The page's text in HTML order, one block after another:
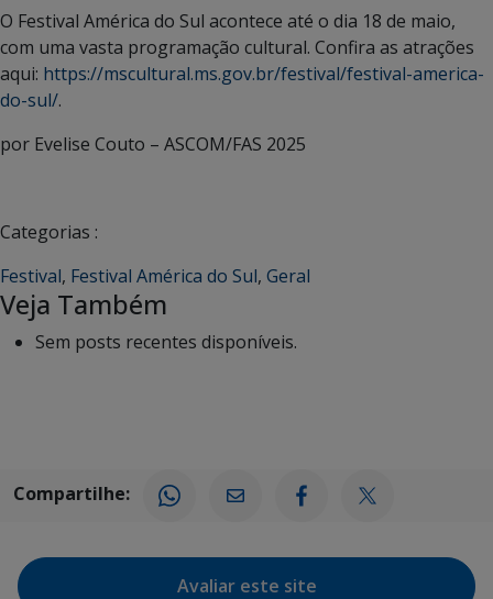
O Festival América do Sul acontece até o dia 18 de maio,
com uma vasta programação cultural. Confira as atrações
aqui: https://mscultural.ms.gov.br/festival/festival-america-
do-sul/.
por Evelise Couto – ASCOM/FAS 2025
Categorias :
Festival, Festival América do Sul, Geral
Veja Também
Sem posts recentes disponíveis.
Compartilhe:
Avaliar este site